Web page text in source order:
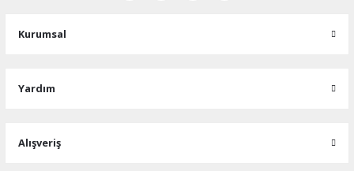
Kurumsal
Yardım
Alışveriş